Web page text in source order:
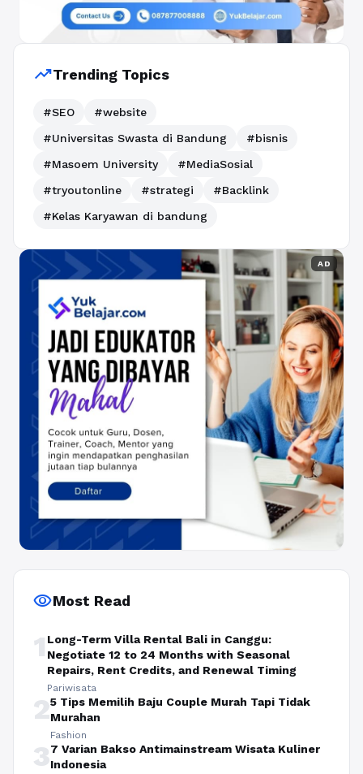
trending_upTrending Topics
#SEO
#website
#Universitas Swasta di Bandung
#bisnis
#Masoem University
#MediaSosial
#tryoutonline
#strategi
#Backlink
#Kelas Karyawan di bandung
AD
visibilityMost Read
1 Long-Term Villa Rental Bali in Canggu:
Negotiate 12 to 24 Months with Seasonal
Repairs, Rent Credits, and Renewal Timing
Pariwisata
25 Tips Memilih Baju Couple Murah Tapi Tidak
Murahan
Fashion
37 Varian Bakso Antimainstream Wisata Kuliner
Indonesia